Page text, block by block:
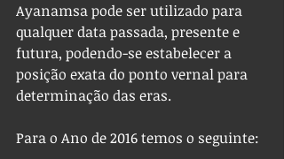
Ayanamsa pode ser utilizado para
qualquer data passada, presente e
futura, podendo-se estabelecer a
posição exata do ponto vernal para
determinação das eras.
Para o Ano de 2016 temos o seguinte: